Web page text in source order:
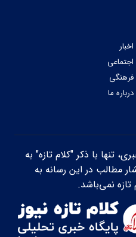
اخبار
اجتماعی
فرهنگی
درباره ما
تنها با ذکر "کلام تازه" به
مطالب در این رسانه به
تازه نمی‌باشد.